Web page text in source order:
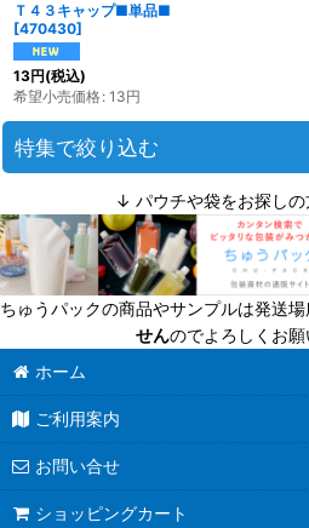
Ｔ４３キャップ■単品■
[470430]
13円(税込)
希望小売価格: 13円
特集で絞り込む
迷ったら定番商品！
送料無料商品
超軽量瓶
六角びん
八角びん
角びん全て
↓ パウチや袋をお探し
ちゅうパックの商品やサンプルは発送
せんのでよろしくお願
ホーム
ご利用案内
お問い合せ
ショッピングカート